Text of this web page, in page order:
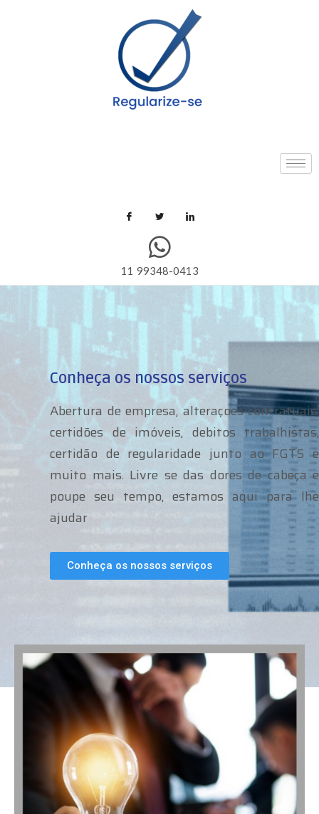
11 99348-0413
Conheça os nossos serviços
Abertura de empresa, alteraçoes contratuais,
certidões de imóveis, debitos trabalhistas,
certidão de regularidade junto ao FGTS e
muito mais. Livre se das dores de cabeça e
poupe seu tempo, estamos aqui para lhe
ajudar
Conheça os nossos serviços